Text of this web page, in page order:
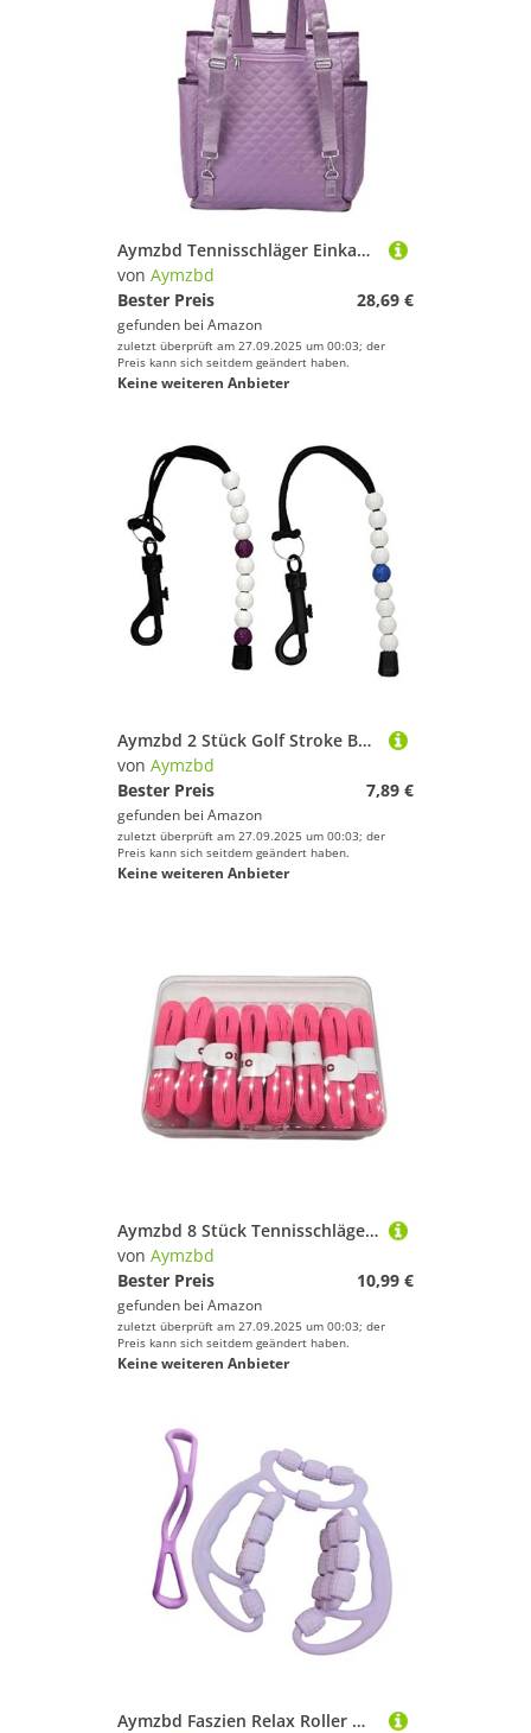
Aymzbd Tennisschläger Einkaufstasche, Sport Fitness Handtasche, Badmintonschläger Umhängetasche, Unisex Geschenk für, Lila
von Aymzbd
Bester Preis
28,69 €
gefunden bei Amazon
zuletzt überprüft am 27.09.2025 um 00:03; der
Preis kann sich seitdem geändert haben.
Keine weiteren Anbieter
Aymzbd 2 Stück Golf Stroke Bead Score Counter Zählarmband Scorer mit Clip
von Aymzbd
Bester Preis
7,89 €
gefunden bei Amazon
zuletzt überprüft am 27.09.2025 um 00:03; der
Preis kann sich seitdem geändert haben.
Keine weiteren Anbieter
Aymzbd 8 Stück Tennisschläger Griffband, Gepolstertes Griffband, Weiches, Bequemes Schweißband, Rutschfestes Tennis Overgrip Band, Dunkelpink
von Aymzbd
Bester Preis
10,99 €
gefunden bei Amazon
zuletzt überprüft am 27.09.2025 um 00:03; der
Preis kann sich seitdem geändert haben.
Keine weiteren Anbieter
Aymzbd Faszien Relax Roller mit 24 Rädern, Massage Werkzeug, Beinrolle, für Fitness Bodybuilding Geräte, Waden, Lila